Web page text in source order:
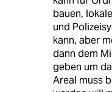
bauen,
und
kann, aber
dann dem
geben um
Areal muss